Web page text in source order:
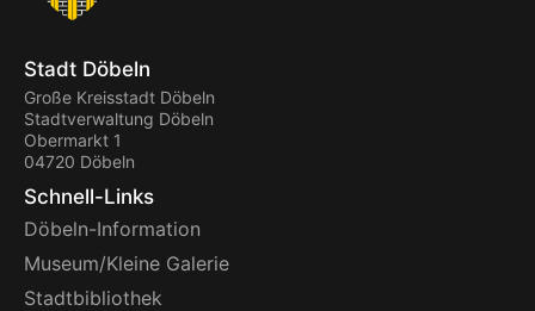
Stadt Döbeln
Große Kreisstadt Döbeln
Stadtverwaltung Döbeln
Obermarkt 1
04720 Döbeln
Schnell-Links
Döbeln-Information
Museum/Kleine Galerie
Stadtbibliothek